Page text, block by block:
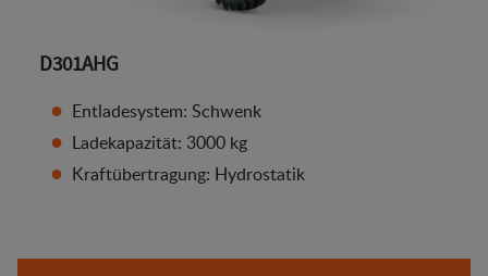
D301AHG
Entladesystem: Schwenk
Ladekapazität: 3000 kg
Kraftübertragung: Hydrostatik